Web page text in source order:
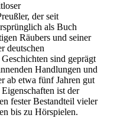
der seit
als Buch
Räubers und seiner
deutschen
sind geprägt
Handlungen und
ab etwa fünf Jahren gut
ist der
fester Bestandteil vieler
bis zu Hörspielen.